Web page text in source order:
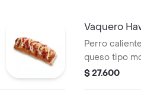
Vaquero
Perro
queso tipo
piña, salsa
$ 27.600